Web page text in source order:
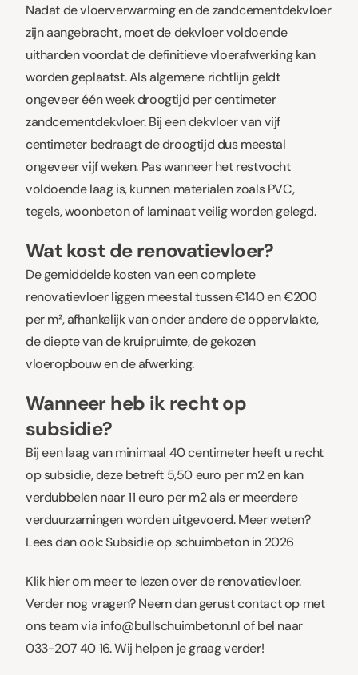
Nadat de vloerverwarming en de zandcementdekvloer
zijn aangebracht, moet de dekvloer voldoende
uitharden voordat de definitieve vloerafwerking kan
worden geplaatst. Als algemene richtlijn geldt
ongeveer één week droogtijd per centimeter
zandcementdekvloer. Bij een dekvloer van vijf
centimeter bedraagt de droogtijd dus meestal
ongeveer vijf weken. Pas wanneer het restvocht
voldoende laag is, kunnen materialen zoals PVC,
tegels, woonbeton of laminaat veilig worden gelegd.
Wat kost de renovatievloer?
De gemiddelde kosten van een complete
renovatievloer liggen meestal tussen €140 en €200
per m², afhankelijk van onder andere de oppervlakte,
de diepte van de kruipruimte, de gekozen
vloeropbouw en de afwerking.
Wanneer heb ik recht op
subsidie?
Bij een laag van minimaal 40 centimeter heeft u recht
op subsidie, deze betreft 5,50 euro per m2 en kan
verdubbelen naar 11 euro per m2 als er meerdere
verduurzamingen worden uitgevoerd. Meer weten?
Lees dan ook:Subsidie op schuimbeton in 2026
Klikhierom meer te lezen over de renovatievloer.
Verder nog vragen? Neem dan gerust contact op met
ons team via info@bullschuimbeton.nlof bel naar
033-207 40 16. Wij helpen je graag verder!